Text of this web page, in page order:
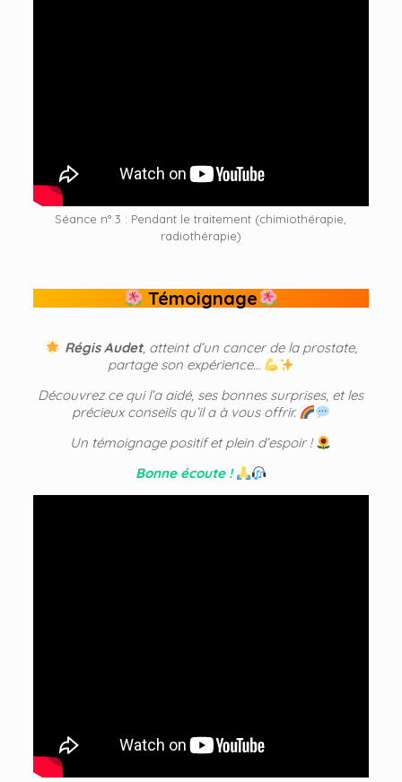
Séance n° 3 : Pendant le traitement (chimiothérapie,
radiothérapie)
Témoignage
Régis Audet, atteint d’un cancer de la prostate,
partage son expérience…
Découvrez ce qui l’a aidé, ses bonnes surprises, et les
précieux conseils qu’il a à vous offrir.
Un témoignage positif et plein d’espoir !
Bonne écoute !